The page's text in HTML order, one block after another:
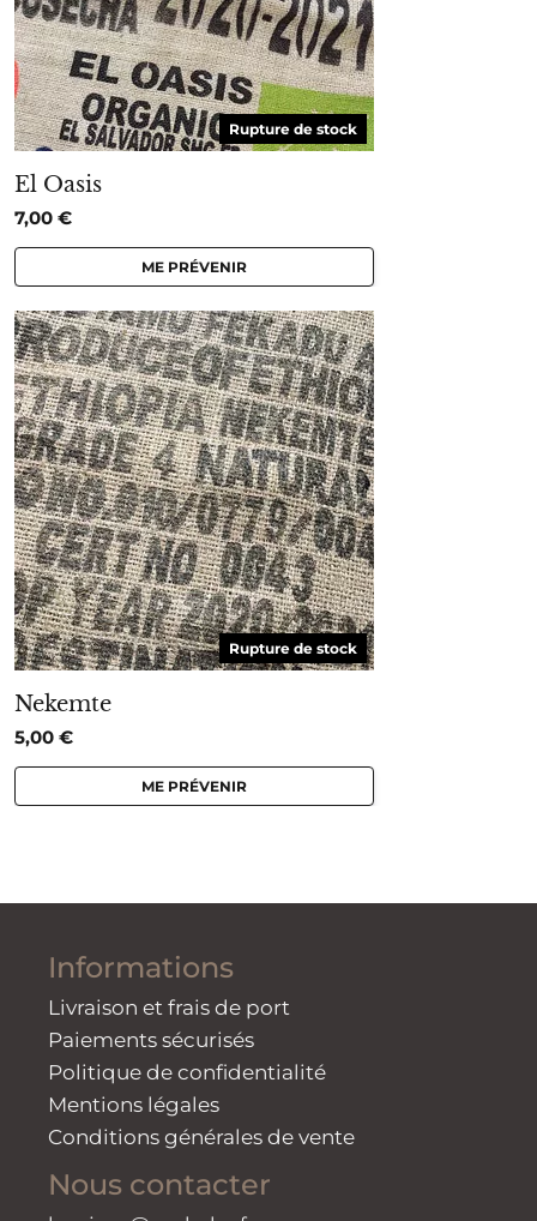
Rupture de stock
El Oasis
7,00 €
ME PRÉVENIR
Rupture de stock
Nekemte
5,00 €
ME PRÉVENIR
Informations
Livraison et frais de port
Paiements sécurisés
Politique de confidentialité
Mentions légales
Conditions générales de vente
Nous contacter